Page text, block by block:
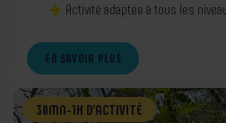
Activité adaptée à tous les
EN SAVOIR PLUS
30MN-1H D’ACTIVITÉ